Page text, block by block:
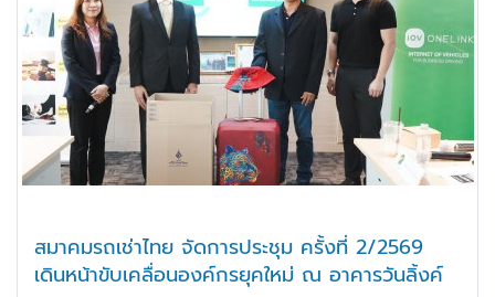
สมาคมรถเช่าไทย จัดการประชุม ครั้งที่ 2/2569
เดินหน้าขับเคลื่อนองค์กรยุคใหม่ ณ อาคารวันลิ้งค์